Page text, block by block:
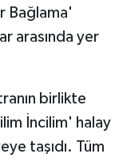
Bağlama'
arasında yer
birlikte
İncilim' halay
taşıdı. Tüm